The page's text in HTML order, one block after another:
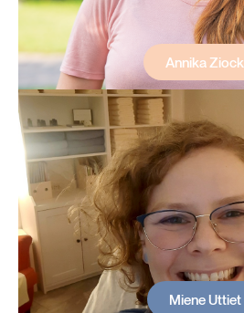
Annika Ziock
Miene Uttiet